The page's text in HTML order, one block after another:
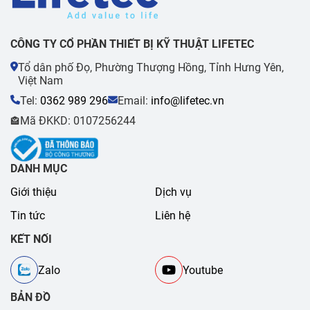
CÔNG TY CỔ PHẦN THIẾT BỊ KỸ THUẬT LIFETEC
Tổ dân phố Đọ, Phường Thượng Hồng, Tỉnh Hưng Yên,
Việt Nam
Tel: 0362 989 296 Email: info@lifetec.vn
🏤Mã ĐKKD: 0107256244
DANH MỤC
Giới thiệu
Dịch vụ
Tin tức
Liên hệ
KẾT NỐI
Zalo Youtube
BẢN ĐỒ